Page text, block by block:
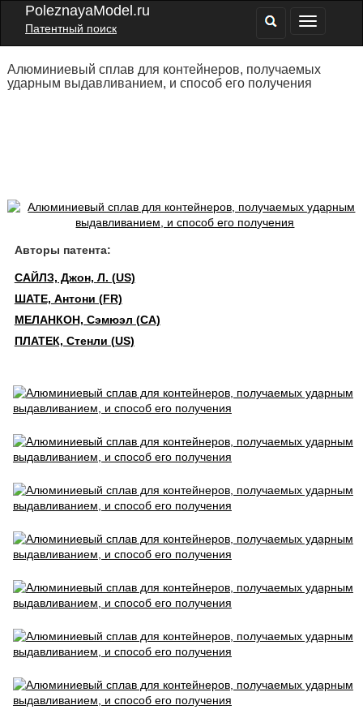
PoleznayaModel.ru
Патентный поиск
Алюминиевый сплав для контейнеров, получаемых
ударным выдавливанием, и способ его получения
Авторы патента:
САЙЛЗ, Джон, Л. (US)
ШАТЕ, Антони (FR)
МЕЛАНКОН, Сэмюэл (CA)
ПЛАТЕК, Стенли (US)